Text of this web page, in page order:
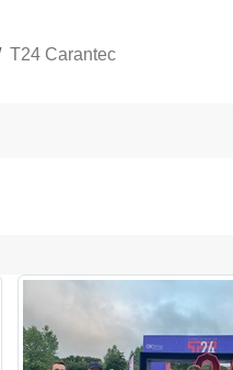
T24 Carantec